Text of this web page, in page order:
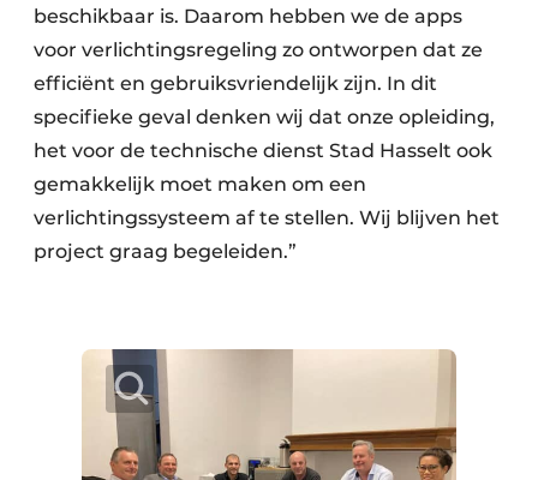
beschikbaar is. Daarom hebben we de apps
voor verlichtingsregeling zo ontworpen dat ze
efficiënt en gebruiksvriendelijk zijn. In dit
specifieke geval denken wij dat onze opleiding,
het voor de technische dienst Stad Hasselt ook
gemakkelijk moet maken om een
verlichtingssysteem af te stellen. Wij blijven het
project graag begeleiden.”